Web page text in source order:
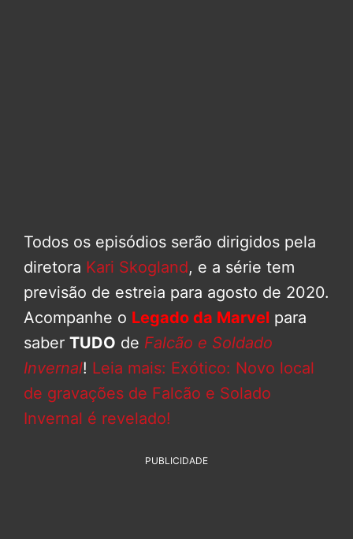
Todos os episódios serão dirigidos pela
diretora Kari Skogland, e a série tem
previsão de estreia para agosto de 2020.
Acompanhe o Legado da Marvel para
saber TUDO de Falcão e Soldado
Invernal! Leia mais: Exótico: Novo local
de gravações de Falcão e Solado
Invernal é revelado!
PUBLICIDADE